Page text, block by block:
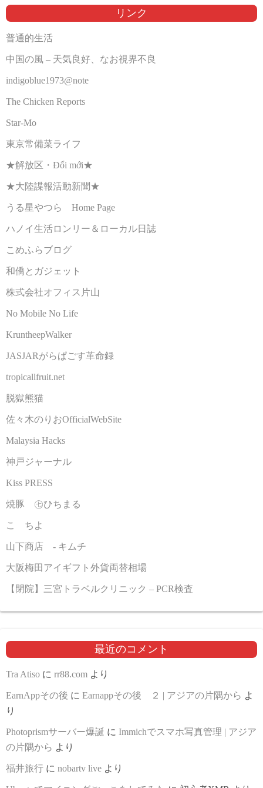
リンク
普通的生活
中国の風 – 天気良好、なお視界不良
indigoblue1973@note
The Chicken Reports
Star-Mo
東京常備菜ライフ
★解放区・Đổi mới★
★大陸諜報活動新聞★
うる星やつら Home Page
ハノイ生活ロンリー＆ローカル日誌
こめふらブログ
和僑とガジェット
株式会社オフィス片山
No Mobile No Life
KruntheepWalker
JASJARがらぱごす革命録
tropicallfruit.net
脱獄熊猫
佐々木のりおOfficialWebSite
Malaysia Hacks
神戸ジャーナル
Kiss PRESS
焼豚 ㊆ひちまる
こゝちよ
山下商店 - キムチ
大阪梅田アイギフト外貨両替相場
【閉院】三宮トラベルクリニック – PCR検査
最近のコメント
Tra Atiso に rr88.com より
EarnAppその後 に Earnappその後 ２ | アジアの片隅から よ
り
Photoprismサーバー爆誕 に Immichでスマホ写真管理 | アジア
の片隅から より
福井旅行 に nobartv live より